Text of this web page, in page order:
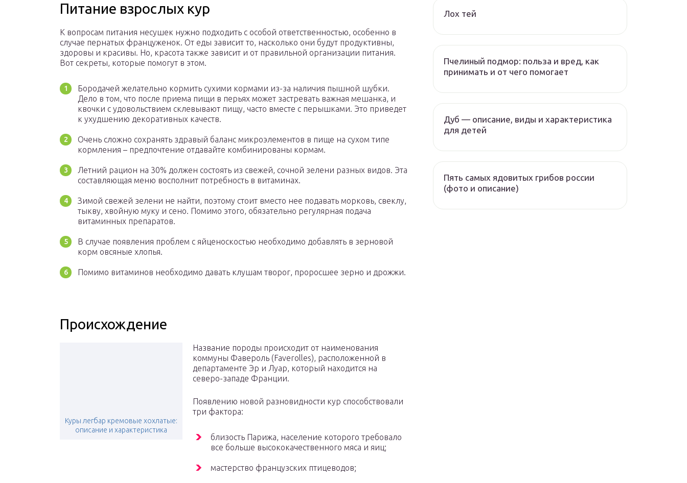
Питание взрослых кур
К вопросам питания несушек нужно подходить с особой ответственностью, особенно в
случае пернатых француженок. От еды зависит то, насколько они будут продуктивны,
здоровы и красивы. Но, красота также зависит и от правильной организации питания.
Вот секреты, которые помогут в этом.
Бородачей желательно кормить сухими кормами из-за наличия пышной шубки.
Дело в том, что после приема пищи в перьях может застревать важная мешанка, и
квочки с удовольствием склевывают пищу, часто вместе с перышками. Это приведет
к ухудшению декоративных качеств.
Очень сложно сохранять здравый баланс микроэлементов в пище на сухом типе
кормления – предпочтение отдавайте комбинированы кормам.
Летний рацион на 30% должен состоять из свежей, сочной зелени разных видов. Эта
составляющая меню восполнит потребность в витаминах.
Зимой свежей зелени не найти, поэтому стоит вместо нее подавать морковь, свеклу,
тыкву, хвойную муку и сено. Помимо этого, обязательно регулярная подача
витаминных препаратов.
В случае появления проблем с яйценоскостью необходимо добавлять в зерновой
корм овсяные хлопья.
Помимо витаминов необходимо давать клушам творог, проросшее зерно и дрожжи.
Происхождение
Куры легбар кремовые хохлатые:
описание и характеристика
Название породы происходит от наименования
коммуны Фавероль (Faverolles), расположенной в
департаменте Эр и Луар, который находится на
северо-западе Франции.
Появлению новой разновидности кур способствовали
три фактора:
близость Парижа, население которого требовало
все больше высококачественного мяса и яиц;
мастерство французских птицеводов;
Лох тей
Пчелиный подмор: польза и вред, как
принимать и от чего помогает
Дуб — описание, виды и характеристика
для детей
Пять самых ядовитых грибов россии
(фото и описание)